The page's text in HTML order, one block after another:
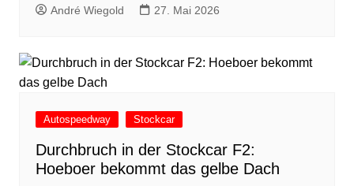
André Wiegold 27. Mai 2026
Autospeedway Stockcar
Durchbruch in der Stockcar F2:
Hoeboer bekommt das gelbe Dach